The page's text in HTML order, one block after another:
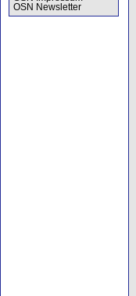
OSN Newsletter